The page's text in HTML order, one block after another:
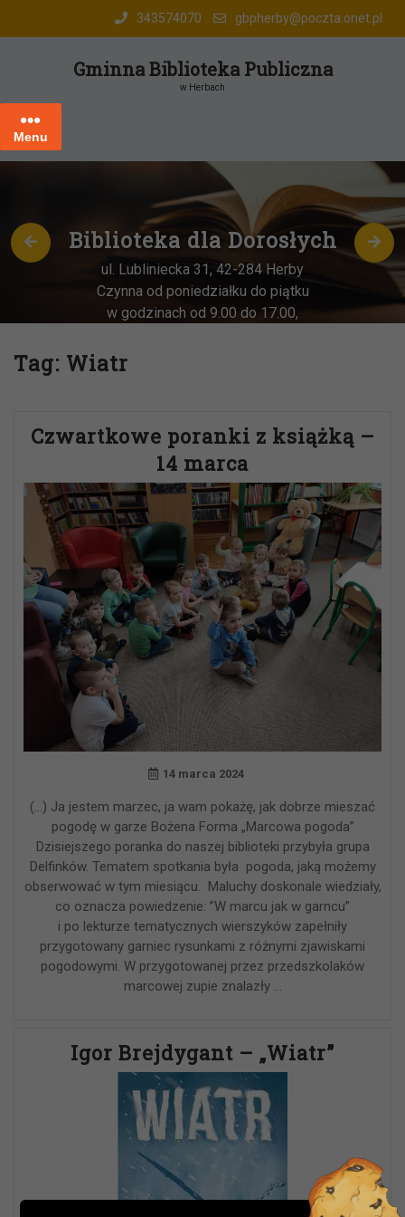
343574070 gbpherby@poczta.onet.pl
Gminna Biblioteka Publiczna
w Herbach
Menu
Biblioteka dla Dorosłych
ul. Lubliniecka 31, 42-284 Herby
Czynna od poniedziałku do piątku
w godzinach od 9.00 do 17.00,
Tag: Wiatr
Czwartkowe poranki z książką –
14 marca
14 marca 2024
(…) Ja jestem marzec, ja wam pokażę, jak dobrze mieszać
pogodę w garze Bożena Forma „Marcowa pogoda”
Dzisiejszego poranka do naszej biblioteki przybyła grupa
Delfinków. Tematem spotkania była pogoda, jaką możemy
obserwować w tym miesiącu. Maluchy doskonale wiedziały,
co oznacza powiedzenie: ”W marcu jak w garncu”
i po lekturze tematycznych wierszyków zapełniły
przygotowany garniec rysunkami z różnymi zjawiskami
pogodowymi. W przygotowanej przez przedszkolaków
marcowej zupie znalazły …
Igor Brejdygant – „Wiatr”